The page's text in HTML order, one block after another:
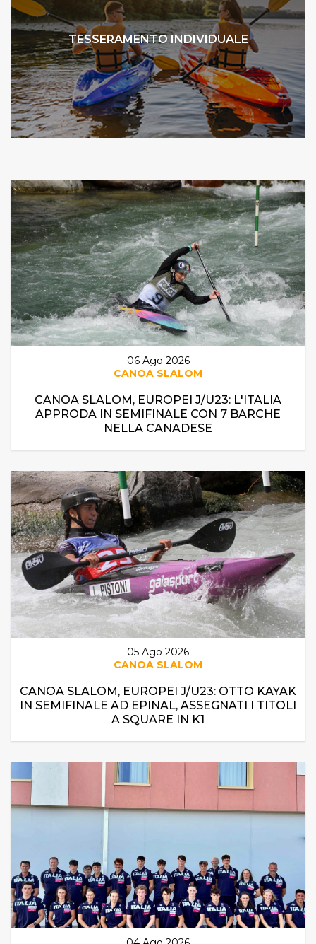
TESSERAMENTO INDIVIDUALE
06 Ago 2026
CANOA SLALOM
CANOA SLALOM, EUROPEI J/U23: L'ITALIA
APPRODA IN SEMIFINALE CON 7 BARCHE
NELLA CANADESE
05 Ago 2026
CANOA SLALOM
CANOA SLALOM, EUROPEI J/U23: OTTO KAYAK
IN SEMIFINALE AD EPINAL, ASSEGNATI I TITOLI
A SQUARE IN K1